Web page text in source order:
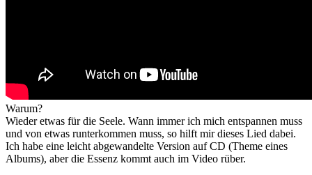
Warum?
Wieder etwas für die Seele. Wann immer ich mich entspannen muss
und von etwas runterkommen muss, so hilft mir dieses Lied dabei.
Ich habe eine leicht abgewandelte Version auf CD (Theme eines
Albums), aber die Essenz kommt auch im Video rüber.